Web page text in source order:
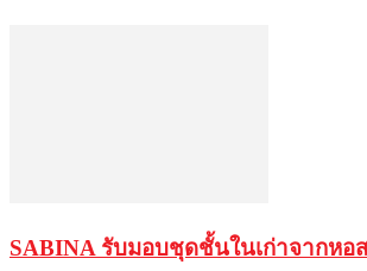
SABINA รับมอบชุดชั้นในเก่าจากหอ